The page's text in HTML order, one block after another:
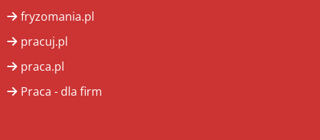
fryzomania.pl
pracuj.pl
praca.pl
Praca - dla firm